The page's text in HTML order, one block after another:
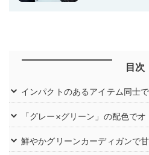
目次
インパクトのあるアイテム同士
「グレー×グリーン」の配色でオ
鮮やかグリーンカーディガンで